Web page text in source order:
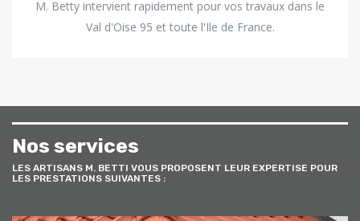
M. Betty intervient rapidement pour vos travaux dans le
Val d'Oise 95 et toute l'Ile de France.
Nos services
LES ARTISANS M. BETTI VOUS PROPOSENT LEUR EXPERTISE POUR
LES PRESTATIONS SUIVANTES :